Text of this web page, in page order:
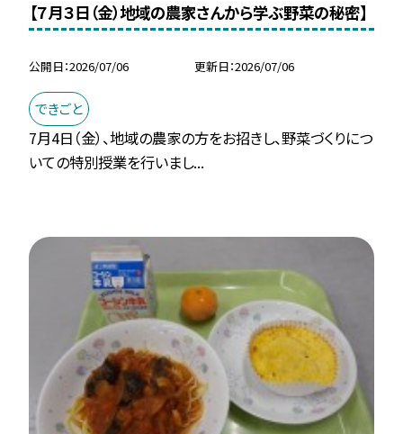
【７月３日（金）地域の農家さんから学ぶ野菜の秘密】
公開日 2026/07/06 更新日 2026/07/06
できごと
7月4日（金）、地域の農家の方をお招きし、野菜づくりにつ
いての特別授業を行いまし...